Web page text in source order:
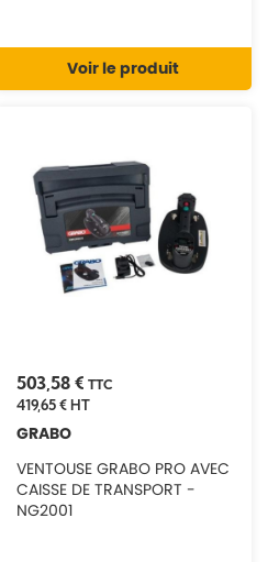
Voir le produit
503,58 € TTC
419,65 €HT
GRABO
VENTOUSE GRABO PRO AVEC
CAISSE DE TRANSPORT -
NG2001